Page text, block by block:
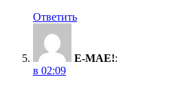
Ответить
E-MAE!:
в 02:09